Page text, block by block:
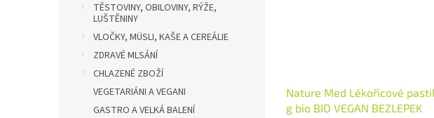
TĚSTOVINY, OBILOVINY, RÝŽE,
LUŠTĚNINY
VLOČKY, MÜSLI, KAŠE A CEREÁLIE
ZDRAVÉ MLSÁNÍ
CHLAZENÉ ZBOŽÍ
VEGETARIÁNI A VEGANI
GASTRO A VELKÁ BALENÍ
Nature Med Lékořicové
g bio BIO VEGAN BEZLEPEK